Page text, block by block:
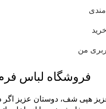
مندی
من
فروشگاه لباس
هپی شف، دوستان عزیز اگر